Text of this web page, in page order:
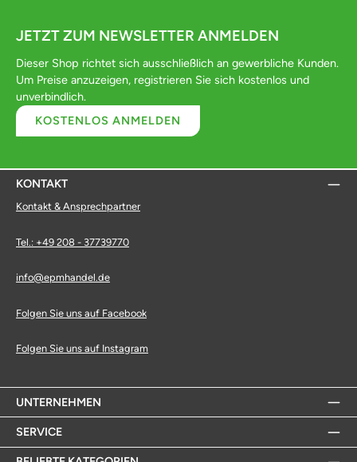
JETZT ZUM NEWSLETTER ANMELDEN
Dieser Shop richtet sich ausschließlich an gewerbliche Kunden.
Um Preise anzuzeigen, registrieren Sie sich kostenlos und
unverbindlich.
KOSTENLOS ANMELDEN
KONTAKT
Kontakt & Ansprechpartner
Tel.: +49 208 - 37739770
info@epmhandel.de
Folgen Sie uns auf Facebook
Folgen Sie uns auf Instagram
UNTERNEHMEN
SERVICE